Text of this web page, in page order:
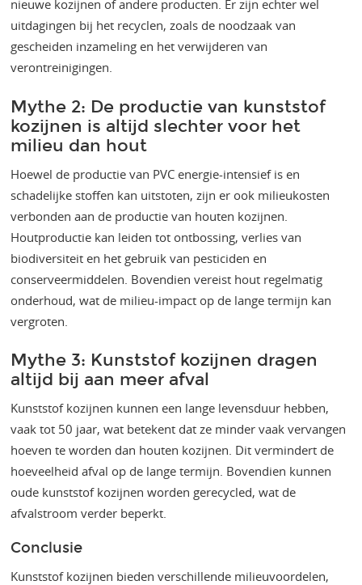
nieuwe kozijnen of andere producten. Er zijn echter wel
uitdagingen bij het recyclen, zoals de noodzaak van
gescheiden inzameling en het verwijderen van
verontreinigingen​​.
Mythe 2: De productie van kunststof
kozijnen is altijd slechter voor het
milieu dan hout
Hoewel de productie van PVC energie-intensief is en
schadelijke stoffen kan uitstoten, zijn er ook milieukosten
verbonden aan de productie van houten kozijnen.
Houtproductie kan leiden tot ontbossing, verlies van
biodiversiteit en het gebruik van pesticiden en
conserveermiddelen. Bovendien vereist hout regelmatig
onderhoud, wat de milieu-impact op de lange termijn kan
vergroten​​​​.
Mythe 3: Kunststof kozijnen dragen
altijd bij aan meer afval
Kunststof kozijnen kunnen een lange levensduur hebben,
vaak tot 50 jaar, wat betekent dat ze minder vaak vervangen
hoeven te worden dan houten kozijnen. Dit vermindert de
hoeveelheid afval op de lange termijn. Bovendien kunnen
oude kunststof kozijnen worden gerecycled, wat de
afvalstroom verder beperkt​​.
Conclusie
Kunststof kozijnen bieden verschillende milieuvoordelen,